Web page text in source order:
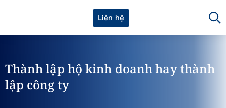
Liên hệ
Thành lập hộ kinh doanh hay thành
lập công ty